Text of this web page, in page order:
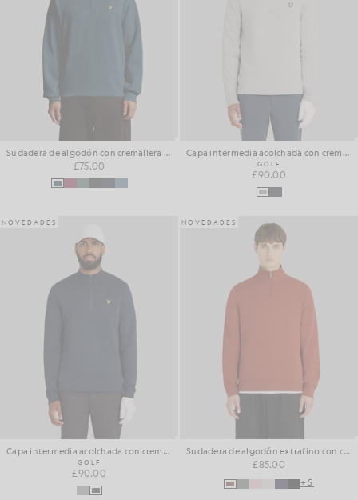
Sudadera de algodón con cremallera de 1/4 para el día a día
£75.00
Capa intermedia acolchada con cremallera de 1/4
GOLF
£90.00
NOVEDADES
Capa intermedia acolchada con cremallera de 1/4
GOLF
£90.00
NOVEDADES
Sudadera de algodón extrafino con cremallera de 1/4
£85.00
+5